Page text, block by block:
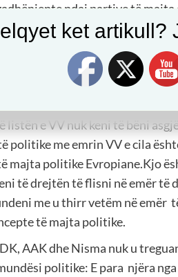
ndaj partive të majta
në Republikën e Kosovës
forcat e nëntokës ish
i bindur dhe besoj shumë se
Maduro. Më e dhimshme
për djathtizëm flasin për
e VV nuk keni të bëni
politike me emrin VV e cila
majta politike Evropiane.Kjo
të drejtën të flisni në emër të
me u thirr vetëm në emër
të majta politike.
AAK dhe Nisma nuk u
politike: E para njëra
ket artikull?